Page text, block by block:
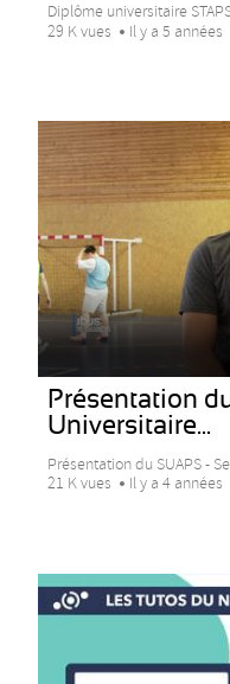
Diplôme universitaire
29 K vues
Il y a 5 années
Présentation
Universitaire...
Présentation du SUAPS -
21 K vues
Il y a 4 années